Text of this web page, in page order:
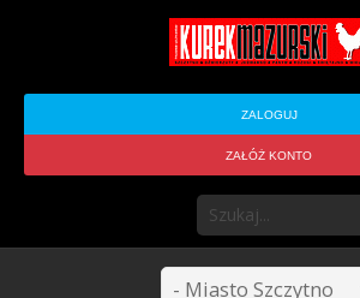
ZALOGUJ
ZAŁÓŻ KONTO